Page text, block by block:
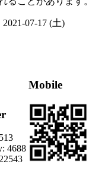
2021-07-17 (土)
4688
Mobile